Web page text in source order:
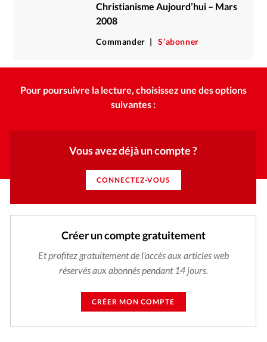
Christianisme Aujourd’hui – Mars
2008
Commander S’abonner
Pour poursuivre la lecture, choisissez une des options
suivantes :
Vous avez déjà un compte ?
CONNECTEZ-VOUS
Créer un compte gratuitement
Et profitez gratuitement de l'accès aux articles web
réservés aux abonnés pendant 14 jours.
CRÉER MON COMPTE